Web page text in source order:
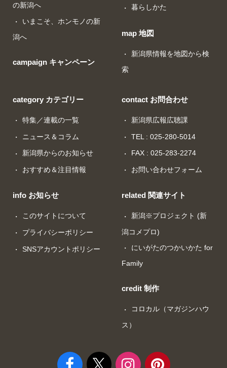
の新潟へ
いまこそ、ホンモノの新
潟へ
campaign キャンペーン
暮らしかた
map 地図
新潟県情報を地図から検
索
category カテゴリー
特集／連載の一覧
ニュース＆コラム
新潟県からのお知らせ
おすすめ＆注目情報
info お知らせ
このサイトについて
プライバシーポリシー
SNSアカウントポリシー
contact お問合わせ
新潟県広報広聴課
TEL : 025-280-5014
FAX : 025-283-2274
お問い合わせフォーム
related 関連サイト
新潟※プロジェクト (新
潟コメプロ)
にいがたのつかいかた for
Family
credit 制作
コロカル（マガジンハウ
ス）